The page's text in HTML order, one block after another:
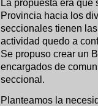
La propuesta era
Provincia hacia los
seccionales tienen
actividad quedo a
Se propuso crear un
encargados de
seccional.
Planteamos la